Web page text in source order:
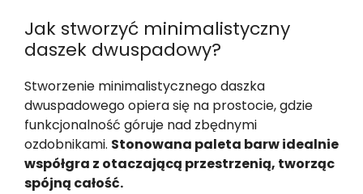
Jak stworzyć minimalistyczny
daszek dwuspadowy?
Stworzenie minimalistycznego daszka
dwuspadowego opiera się na prostocie, gdzie
funkcjonalność góruje nad zbędnymi
ozdobnikami. Stonowana paleta barw idealnie
współgra z otaczającą przestrzenią, tworząc
spójną całość.